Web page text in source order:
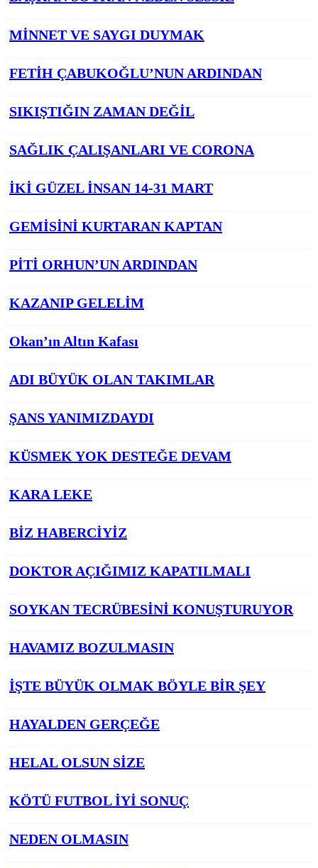
MİNNET VE SAYGI DUYMAK
FETİH ÇABUKOĞLU’NUN ARDINDAN
SIKIŞTIĞIN ZAMAN DEĞİL
SAĞLIK ÇALIŞANLARI VE CORONA
İKİ GÜZEL İNSAN 14-31 MART
GEMİSİNİ KURTARAN KAPTAN
PİTİ ORHUN’UN ARDINDAN
KAZANIP GELELİM
Okan’ın Altın Kafası
ADI BÜYÜK OLAN TAKIMLAR
ŞANS YANIMIZDAYDI
KÜSMEK YOK DESTEĞE DEVAM
KARA LEKE
BİZ HABERCİYİZ
DOKTOR AÇIĞIMIZ KAPATILMALI
SOYKAN TECRÜBESİNİ KONUŞTURUYOR
HAVAMIZ BOZULMASIN
İŞTE BÜYÜK OLMAK BÖYLE BİR ŞEY
HAYALDEN GERÇEĞE
HELAL OLSUN SİZE
KÖTÜ FUTBOL İYİ SONUÇ
NEDEN OLMASIN